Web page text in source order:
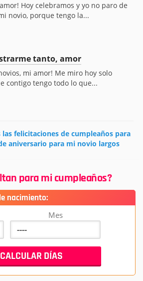
Hoy celebramos y yo no paro de
novio, porque tengo la...
tanto, amor
mi amor! Me miro hoy solo
contigo tengo todo lo que...
las felicitaciones de cumpleaños para
aniversario para mi novio largos
para mi cumpleaños?
nacimiento:
Mes